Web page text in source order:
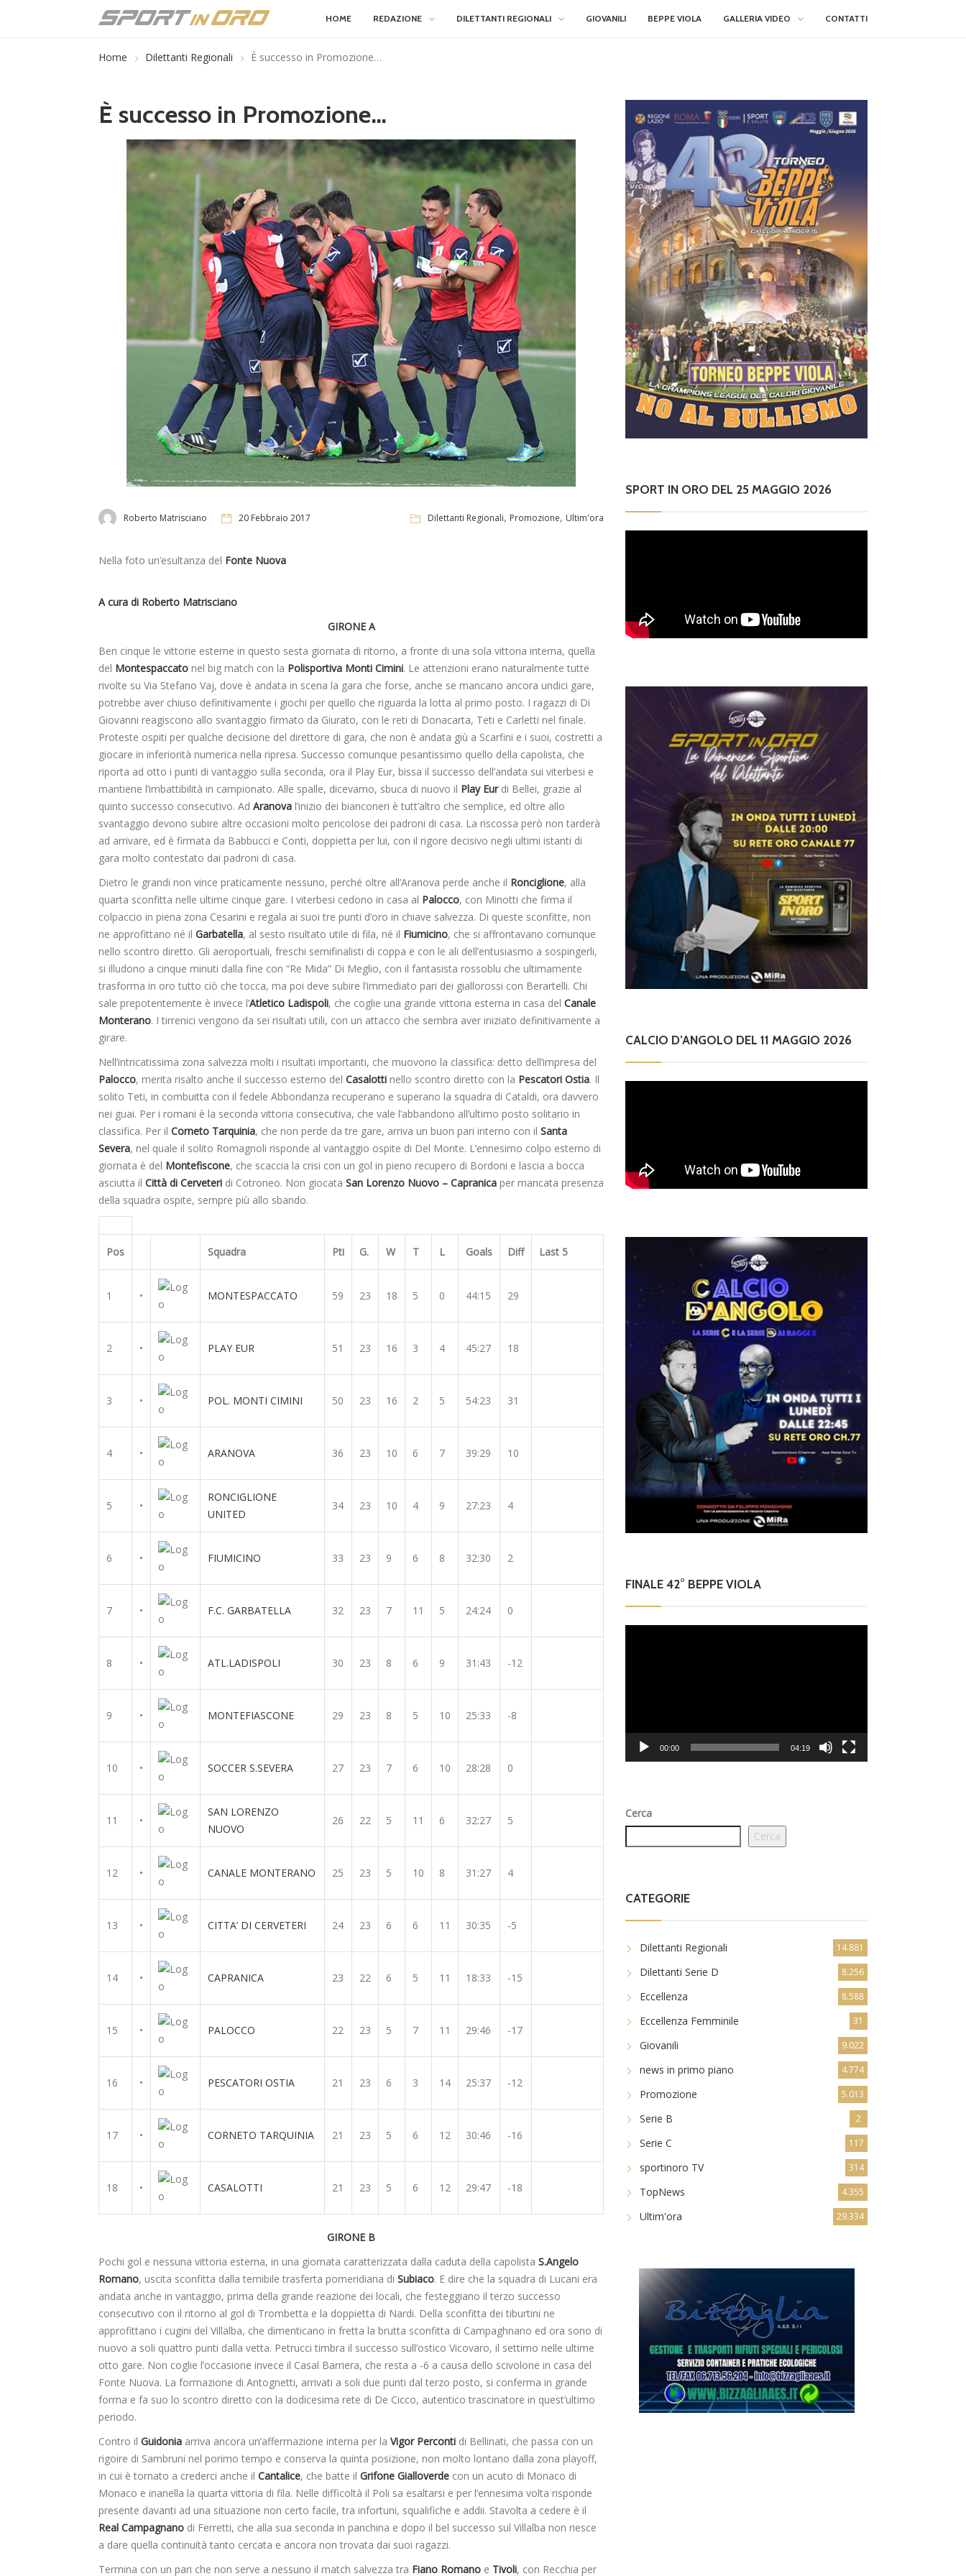
HOME REDAZIONE DILETTANTI REGIONALI GIOVANILI BEPPE VIOLA GALLERIA VIDEO CONTATTI
Home Dilettanti Regionali È successo in Promozione…
È successo in Promozione…
Roberto Matrisciano 20 Febbraio 2017 Dilettanti Regionali, Promozione, Ultim'ora
Nella foto un’esultanza del Fonte Nuova
A cura di Roberto Matrisciano
GIRONE A
Ben cinque le vittorie esterne in questo sesta giornata di ritorno, a fronte di una sola vittoria interna, quella
del Montespaccato nel big match con la Polisportiva Monti Cimini. Le attenzioni erano naturalmente tutte
rivolte su Via Stefano Vaj, dove è andata in scena la gara che forse, anche se mancano ancora undici gare,
potrebbe aver chiuso definitivamente i giochi per quello che riguarda la lotta al primo posto. I ragazzi di Di
Giovanni reagiscono allo svantaggio firmato da Giurato, con le reti di Donacarta, Teti e Carletti nel finale.
Proteste ospiti per qualche decisione del direttore di gara, che non è andata giù a Scarfini e i suoi, costretti a
giocare in inferiorità numerica nella ripresa. Successo comunque pesantissimo quello della capolista, che
riporta ad otto i punti di vantaggio sulla seconda, ora il Play Eur, bissa il successo dell’andata sui viterbesi e
mantiene l’imbattibilità in campionato. Alle spalle, dicevamo, sbuca di nuovo il Play Eurdi Bellei, grazie al
quinto successo consecutivo. Ad Aranova l’inizio dei bianconeri è tutt’altro che semplice, ed oltre allo
svantaggio devono subire altre occasioni molto pericolose dei padroni di casa. La riscossa però non tarderà
ad arrivare, ed è firmata da Babbucci e Conti, doppietta per lui, con il rigore decisivo negli ultimi istanti di
gara molto contestato dai padroni di casa.
Dietro le grandi non vince praticamente nessuno, perché oltre all’Aranova perde anche il Ronciglione, alla
quarta sconfitta nelle ultime cinque gare. I viterbesi cedono in casa al Palocco, con Minotti che firma il
colpaccio in piena zona Cesarini e regala ai suoi tre punti d’oro in chiave salvezza. Di queste sconfitte, non
ne approfittano né il Garbatella, al sesto risultato utile di fila, né il Fiumicino, che si affrontavano comunque
nello scontro diretto. Gli aeroportuali, freschi semifinalisti di coppa e con le ali dell’entusiasmo a sospingerli,
si illudono a cinque minuti dalla fine con “Re Mida” Di Meglio, con il fantasista rossoblu che ultimamente
trasforma in oro tutto ciò che tocca, ma poi deve subire l’immediato pari dei giallorossi con Berartelli. Chi
sale prepotentemente è invece l’Atletico Ladispoli, che coglie una grande vittoria esterna in casa del Canale
Monterano. I tirrenici vengono da sei risultati utili, con un attacco che sembra aver iniziato definitivamente a
girare.
Nell’intricatissima zona salvezza molti i risultati importanti, che muovono la classifica: detto dell’impresa del
Palocco, merita risalto anche il successo esterno del Casalotti nello scontro diretto con la Pescatori Ostia. Il
solito Teti, in combuitta con il fedele Abbondanza recuperano e superano la squadra di Cataldi, ora davvero
nei guai. Per i romani è la seconda vittoria consecutiva, che vale l’abbandono all’ultimo posto solitario in
classifica. Per il Corneto Tarquinia, che non perde da tre gare, arriva un buon pari interno con il Santa
Severa, nel quale il solito Romagnoli risponde al vantaggio ospite di Del Monte. L’ennesimo colpo esterno di
giornata è del Montefiscone, che scaccia la crisi con un gol in pieno recupero di Bordoni e lascia a bocca
asciutta il Città di Cerveteri di Cotroneo. Non giocata San Lorenzo Nuovo – Capranica per mancata presenza
della squadra ospite, sempre più allo sbando.
Pos Squadra Pti G. W T L Goals Diff Last 5
1 • MONTESPACCATO 59 23 18 5 0 44:15 29
2 • PLAY EUR 51 23 16 3 4 45:27 18
3 • POL. MONTI CIMINI 50 23 16 2 5 54:23 31
4 • ARANOVA 36 23 10 6 7 39:29 10
5 •
RONCIGLIONE
UNITED
34 23 10 4 9 27:23 4
6 • FIUMICINO 33 23 9 6 8 32:30 2
7 • F.C. GARBATELLA 32 23 7 11 5 24:24 0
8 • ATL.LADISPOLI 30 23 8 6 9 31:43 -12
9 • MONTEFIASCONE 29 23 8 5 10 25:33 -8
10 • SOCCER S.SEVERA 27 23 7 6 10 28:28 0
11 •
SAN LORENZO
NUOVO
26 22 5 11 6 32:27 5
12 • CANALE MONTERANO 25 23 5 10 8 31:27 4
13 • CITTA’ DI CERVETERI 24 23 6 6 11 30:35 -5
14 • CAPRANICA 23 22 6 5 11 18:33 -15
15 • PALOCCO 22 23 5 7 11 29:46 -17
16 • PESCATORI OSTIA 21 23 6 3 14 25:37 -12
17 • CORNETO TARQUINIA 21 23 5 6 12 30:46 -16
18 • CASALOTTI 21 23 5 6 12 29:47 -18
GIRONE B
Pochi gol e nessuna vittoria esterna, in una giornata caratterizzata dalla caduta della capolista S.Angelo
Romano, uscita sconfitta dalla temibile trasferta pomeridiana di Subiaco. E dire che la squadra di Lucani era
andata anche in vantaggio, prima della grande reazione dei locali, che festeggiano il terzo successo
consecutivo con il ritorno al gol di Trombetta e la doppietta di Nardi. Della sconfitta dei tiburtini ne
approfittano i cugini del Villalba, che dimenticano in fretta la brutta sconfitta di Campaghnano ed ora sono di
nuovo a soli quattro punti dalla vetta. Petrucci timbra il successo sull’ostico Vicovaro, il settimo nelle ultime
otto gare. Non coglie l’occasione invece il Casal Barriera, che resta a -6 a causa dello scivolone in casa del
Fonte Nuova. La formazione di Antognetti, arrivati a soli due punti dal terzo posto, si conferma in grande
forma e fa suo lo scontro diretto con la dodicesima rete di De Cicco, autentico trascinatore in quest’ultimo
periodo.
Contro il Guidonia arriva ancora un’affermazione interna per la Vigor Perconti di Bellinati, che passa con un
rigoire di Sambruni nel porimo tempo e conserva la quinta posizione, non molto lontano dalla zona playoff,
in cui è tornato a crederci anche il Cantalice, che batte il Grifone Gialloverde con un acuto di Monaco di
Monaco e inanella la quarta vittoria di fila. Nelle difficoltà il Poli sa esaltarsi e per l’ennesima volta risponde
presente davanti ad una situazione non certo facile, tra infortuni, squalifiche e addii. Stavolta a cedere è il
Real Campagnano di Ferretti, che alla sua seconda in panchina e dopo il bel successo sul Villalba non riesce
a dare quella continuità tanto cercata e ancora non trovata dai suoi ragazzi.
Termina con un pari che non serve a nessuno il match salvezza tra Fiano Romano e Tivoli, con Recchia per
SPORT IN ORO DEL 25 MAGGIO 2026
CALCIO D’ANGOLO DEL 11 MAGGIO 2026
FINALE 42° BEPPE VIOLA
00:00 04:19
Cerca
Cerca
CATEGORIE
Dilettanti Regionali 14.881
Dilettanti Serie D 8.256
Eccellenza 8.588
Eccellenza Femminile 31
Giovanili 9.022
news in primo piano 4.774
Promozione 5.013
Serie B 2
Serie C 117
sportinoro TV 314
TopNews 4.355
Ultim'ora 29.334